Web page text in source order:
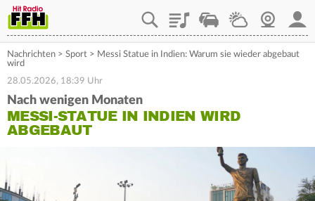
PlaylistStaupilotWetterWebcam
Nachrichten > Sport > Messi Statue in Indien: Warum sie wieder abgebaut
wird
28.05.2026, 18:39 Uhr
Nach wenigen Monaten
MESSI-STATUE IN INDIEN WIRD
ABGEBAUT